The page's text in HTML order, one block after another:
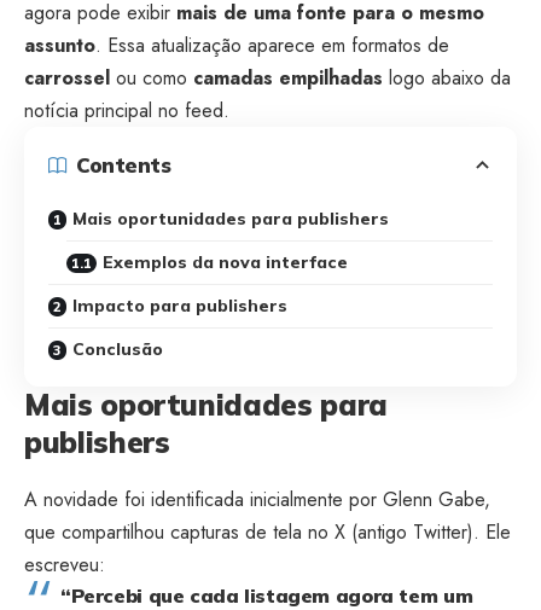
agora pode exibir mais de uma fonte para o mesmo
assunto. Essa atualização aparece em formatos de
carrossel ou como camadas empilhadas logo abaixo da
notícia principal no feed.
Contents
Mais oportunidades para publishers
Exemplos da nova interface
Impacto para publishers
Conclusão
Mais oportunidades para
publishers
A novidade foi identificada inicialmente por Glenn Gabe,
que compartilhou capturas de tela no X (antigo Twitter). Ele
escreveu:
“Percebi que cada listagem agora tem um